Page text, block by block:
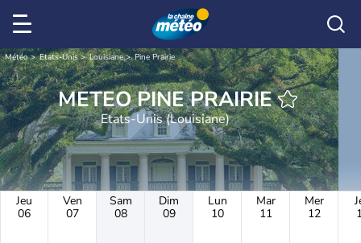
Météo Etats-Unis Louisiane Pine Prairie
METEO PINE PRAIRIE
Etats-Unis (Louisiane)
Jeu
06
Ven
07
Sam
08
Dim
09
Lun
10
Mar
11
Mer
12